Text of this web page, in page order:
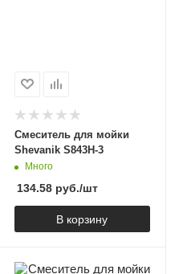
Смеситель для мойки
Shevanik S843H-3
Много
134.58руб./шт
В корзину